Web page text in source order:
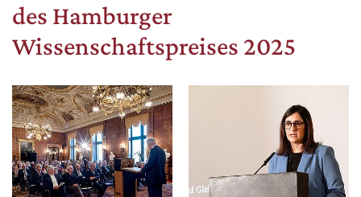
des Hamburger
Wissenschaftspreises 2025